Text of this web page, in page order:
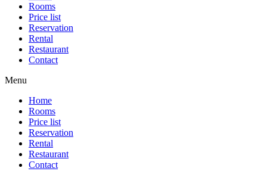
Rooms
Price list
Reservation
Rental
Restaurant
Contact
Menu
Home
Rooms
Price list
Reservation
Rental
Restaurant
Contact